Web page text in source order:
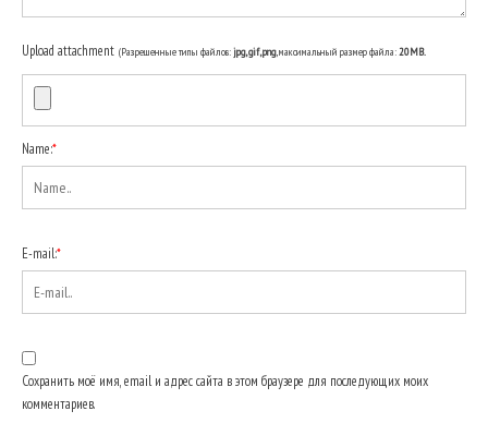
Upload attachment (Разрешенные типы файлов:jpg, gif, png, максимальный размер файла:20MB.
Name:*
E-mail:*
Сохранить моё имя, email и адрес сайта в этом браузере для последующих моих
комментариев.